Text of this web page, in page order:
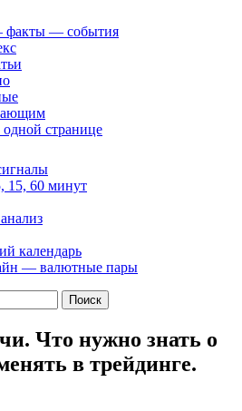
факты — события
одной странице
15, 60 минут
календарь
— валютные пары
Что нужно знать о
в трейдинге.